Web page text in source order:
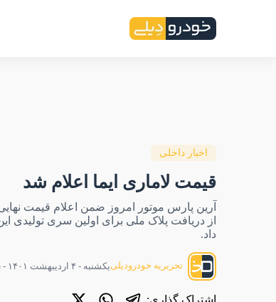
اخبار داخلی
قیمت لاماری ایما اعلام شد
آرین پارس موتور امروز ضمن اعلام قیمت
از دریافت پلاک ملی برای اولین سری تولیدی
داد.
تحریریه خودرودیلییکشنبه - ۴ اردیبهشت ۱۴۰۱ - ۲۰:۱۵